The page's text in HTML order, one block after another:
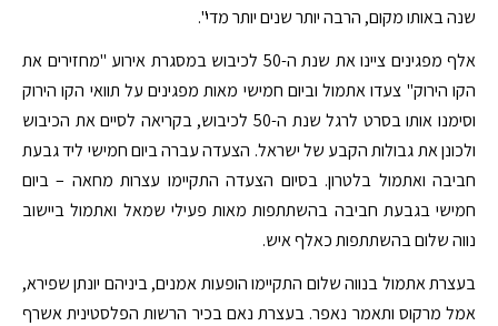
שנה באותו מקום, הרבה יותר שנים יותר מדי".
אלף מפגינים ציינו את שנת ה-50 לכיבוש במסגרת אירוע "מחזירים את
הקו הירוק" צעדו אתמול וביום חמישי מאות מפגינים על תוואי הקו הירוק
וסימנו אותו בסרט לרגל שנת ה-50 לכיבוש, בקריאה לסיים את הכיבוש
ולכונן את גבולות הקבע של ישראל. הצעדה עברה ביום חמישי ליד גבעת
חביבה ואתמול בלטרון. בסיום הצעדה התקיימו עצרות מחאה – ביום
חמישי בגבעת חביבה בהשתתפות מאות פעילי שמאל ואתמול ביישוב
נווה שלום בהשתתפות כאלף איש.
בעצרת אתמול בנווה שלום התקיימו הופעות אמנים, ביניהם יונתן שפירא,
אמל מרקוס ותאמר נאפר. בעצרת נאם בכיר הרשות הפלסטינית אשרף